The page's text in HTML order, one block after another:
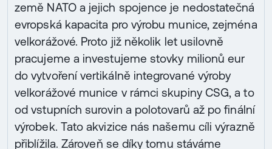
země NATO a jejich spojence je nedostatečná
evropská kapacita pro výrobu munice, zejména
velkorážové. Proto již několik let usilovně
pracujeme a investujeme stovky milionů eur
do vytvoření vertikálně integrované výroby
velkorážové munice v rámci skupiny CSG, a to
od vstupních surovin a polotovarů až po finální
výrobek. Tato akvizice nás našemu cíli výrazně
přiblížila. Zároveň se díky tomu stáváme